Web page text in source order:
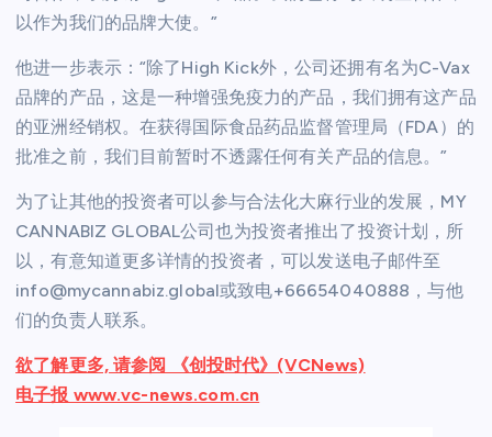
以作为我们的品牌大使。”
他进一步表示：“除了High Kick外，公司还拥有名为C-Vax
品牌的产品，这是一种增强免疫力的产品，我们拥有这产品
的亚洲经销权。在获得国际食品药品监督管理局（FDA）的
批准之前，我们目前暂时不透露任何有关产品的信息。”
为了让其他的投资者可以参与合法化大麻行业的发展，MY
CANNABIZ GLOBAL公司也为投资者推出了投资计划，所
以，有意知道更多详情的投资者，可以发送电子邮件至
info@mycannabiz.global或致电+66654040888，与他
们的负责人联系。
欲了解更多, 请参阅 《创投时代》(VCNews)
电子报 www.vc-news.com.cn